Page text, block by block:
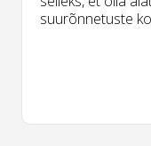
suurõnnetuste